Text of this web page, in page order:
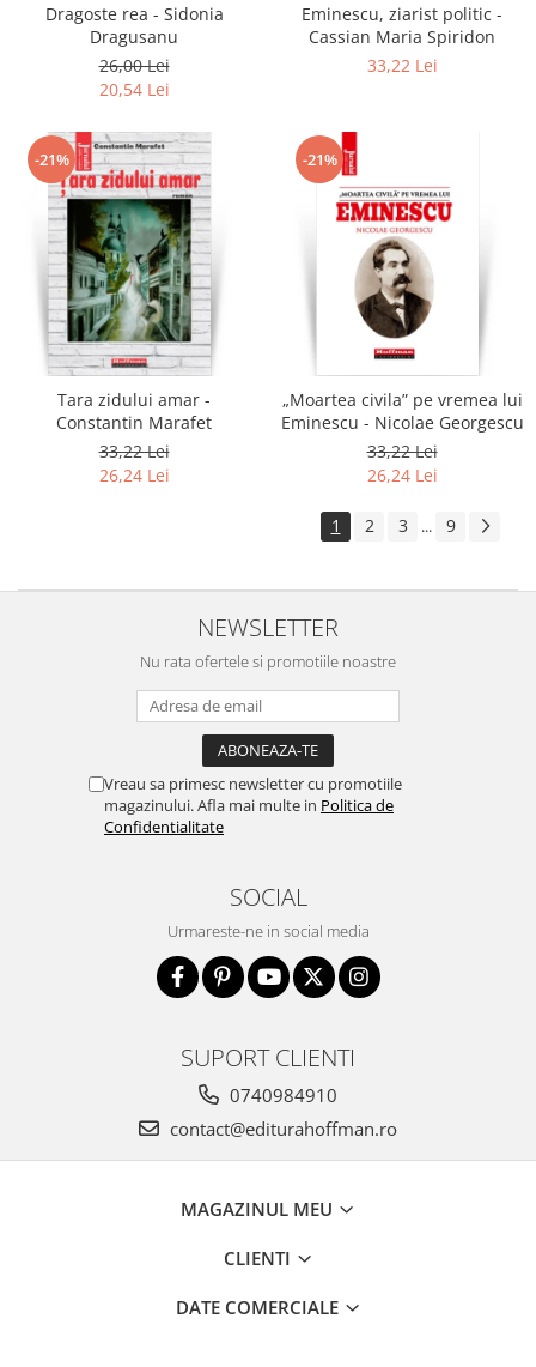
Dragoste rea - Sidonia
Dragusanu
26,00 Lei
20,54 Lei
Eminescu, ziarist politic -
Cassian Maria Spiridon
33,22 Lei
-21%
Tara zidului amar -
Constantin Marafet
33,22 Lei
26,24 Lei
-21%
„Moartea civila” pe vremea lui
Eminescu - Nicolae Georgescu
33,22 Lei
26,24 Lei
1 2 3 ... 9
NEWSLETTER
Nu rata ofertele si promotiile noastre
Vreau sa primesc newsletter cu promotiile
magazinului. Afla mai multe in Politica de
Confidentialitate
SOCIAL
Urmareste-ne in social media
SUPORT CLIENTI
0740984910
contact@editurahoffman.ro
MAGAZINUL MEU
CLIENTI
DATE COMERCIALE